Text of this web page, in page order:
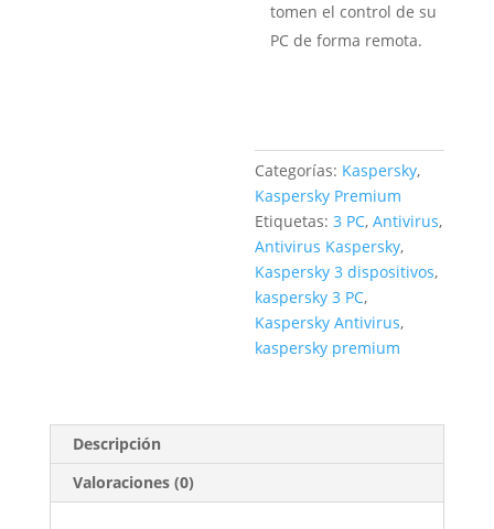
tomen el control de su
PC de forma remota.
Categorías: Kaspersky,
Kaspersky Premium
Etiquetas:3 PC,Antivirus,
Antivirus Kaspersky,
Kaspersky 3 dispositivos,
kaspersky 3 PC,
Kaspersky Antivirus,
kaspersky premium
Descripción
Valoraciones (0)